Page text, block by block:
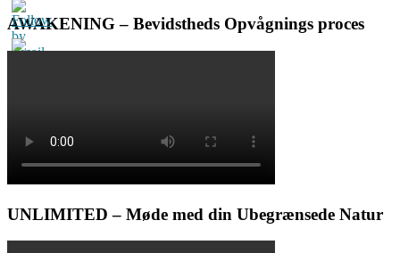
AWAKENING – Bevidstheds Opvågnings proces
UNLIMITED – Møde med din Ubegrænsede Natur